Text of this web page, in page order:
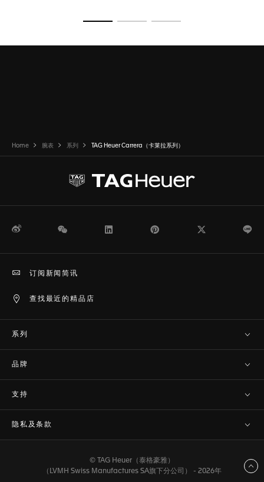
Home 腕表 系列 TAG Heuer Carrera（卡莱拉系列）
微博 WeChat Pinterest
查找最近的精品店
订阅新闻简讯
系列
品牌
支持
隐私及条款
© TAG Heuer（泰格豪雅）
（LVMH Swiss Manufactures SA旗下分公司） - 2026年
返回顶部